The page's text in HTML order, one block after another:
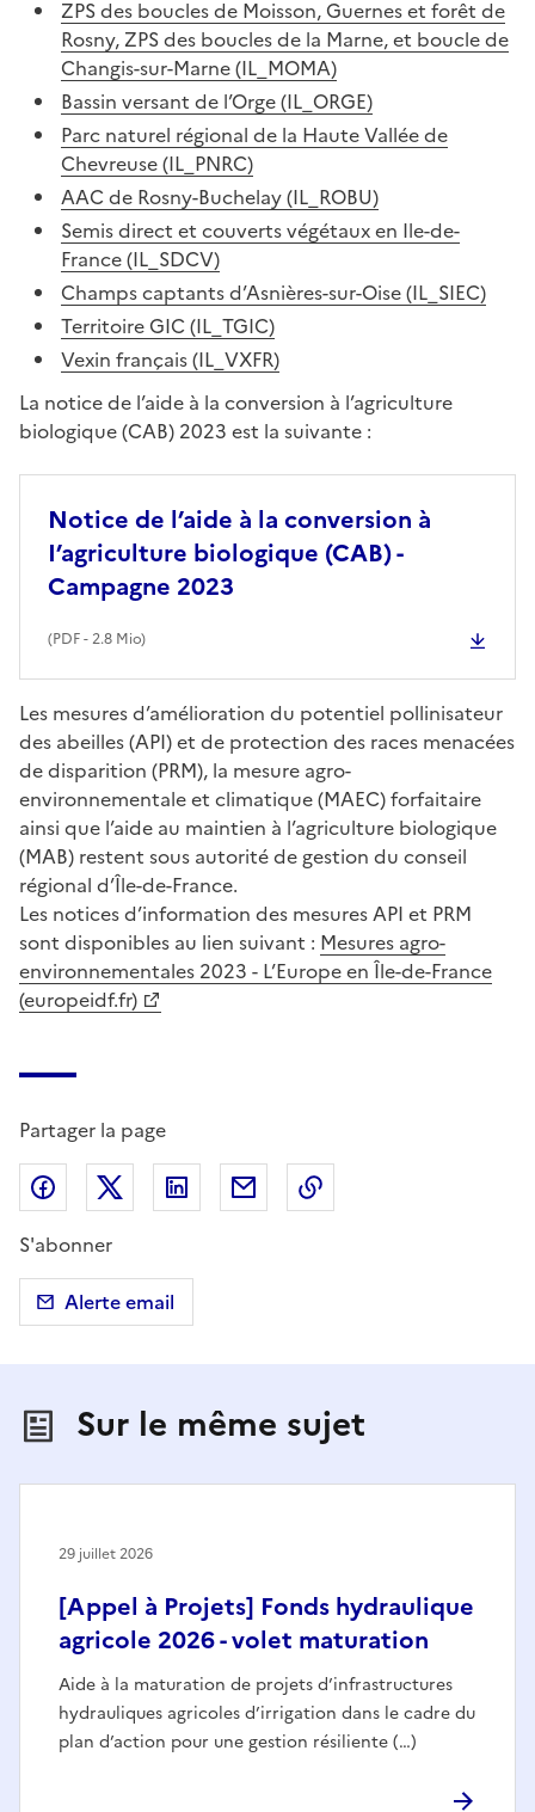
ZPS des boucles de Moisson, Guernes et forêt de
Rosny, ZPS des boucles de la Marne, et boucle de
Changis-sur-Marne (IL_MOMA)
Bassin versant de l’Orge (IL_ORGE)
Parc naturel régional de la Haute Vallée de
Chevreuse (IL_PNRC)
AAC de Rosny-Buchelay (IL_ROBU)
Semis direct et couverts végétaux en Ile-de-
France (IL_SDCV)
Champs captants d’Asnières-sur-Oise (IL_SIEC)
Territoire GIC (IL_TGIC)
Vexin français (IL_VXFR)
La notice de l’aide à la conversion à l’agriculture
biologique (CAB) 2023 est la suivante :
Notice de l’aide à la conversion à
I’agriculture biologique (CAB) -
Campagne 2023
(PDF- 2.8 Mio)
Les mesures d’amélioration du potentiel pollinisateur
des abeilles (API) et de protection des races menacées
de disparition (PRM), la mesure agro-
environnementale et climatique (MAEC) forfaitaire
ainsi que l’aide au maintien à l’agriculture biologique
(MAB) restent sous autorité de gestion du conseil
régional d’Île-de-France.
Les notices d’information des mesures API et PRM
sont disponibles au lien suivant : Mesures agro-
environnementales 2023 - L’Europe en Île-de-France
(europeidf.fr)
Partager la page
Partager sur Facebook
Partager sur X (anciennement Twitter)
Partager sur LinkedIn
Partager par email
S'abonner
Alerte email
Sur le même sujet
[Appel à Projets] Fonds hydraulique
agricole 2026 - volet maturation
Aide à la maturation de projets d’infrastructures
hydrauliques agricoles d’irrigation dans le cadre du
plan d’action pour une gestion résiliente (…)
29 juillet 2026